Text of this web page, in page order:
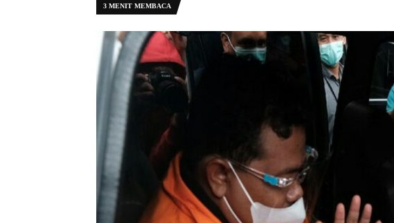
3 MENIT MEMBACA